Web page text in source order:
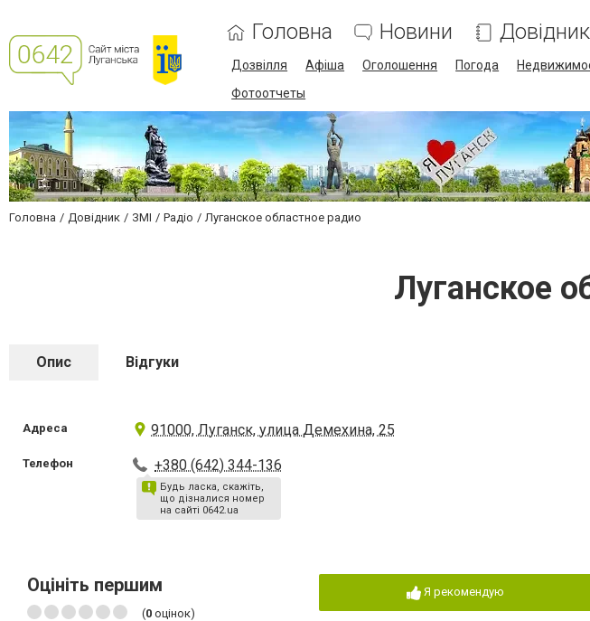
Головна Новини Довідник
Дозвілля Афіша Оголошення Погода
Фотоотчеты
Головна Довідник ЗМІ Радіо Луганское областное радио
Луганское
Опис Відгуки
Адреса 91000, Луганск, улица Демехина, 25
Телефон +380 (642) 344-136
Будь ласка, скажіть,
що дізналися номер
на сайті 0642.ua
Оцініть першим
(0 оцінок)
Я рекомендую